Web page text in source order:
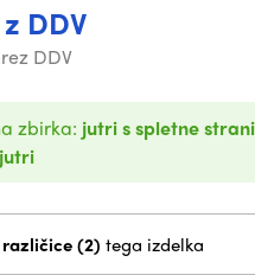
DDV
DDV
zbirka: jutri s spletne
jutri
Druge različice (2) tega izdelka